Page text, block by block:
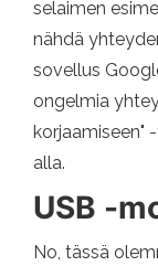
selaimen
nähdä
sovellus
ongelmia
korjaamiseen"
alla.
USB -
No, tässä